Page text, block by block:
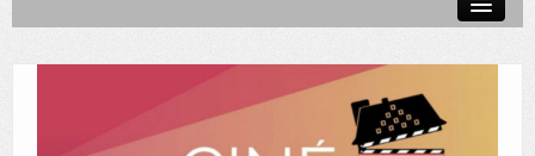
MUSÉE DU LUMINAIRE